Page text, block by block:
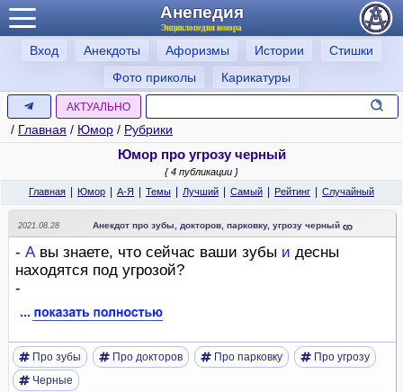
Анепедия
Энциклопедия юмора
Вход Анекдоты Афоризмы Истории
Стишки
Фото приколы
Карикатуры
АКТУАЛЬНО
/ Главная / Юмор / Рубрики
Юмор про угрозу черный
{ 4 публикации }
Главная
Юмор А-Я Темы Лучший Самый Рейтинг Случайный
2021.08.28 Анекдот про зубы, докторов, парковку, угрозу черный
- Авы знаете, что сейчас ваши зубы и десны
находятся под угрозой?
-
Про зубы Про докторов Про парковку
Про угрозу
Черные